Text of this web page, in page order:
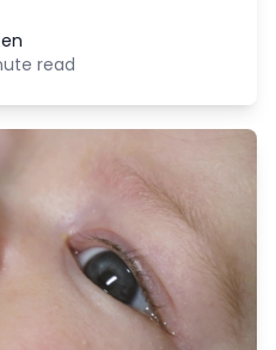
read